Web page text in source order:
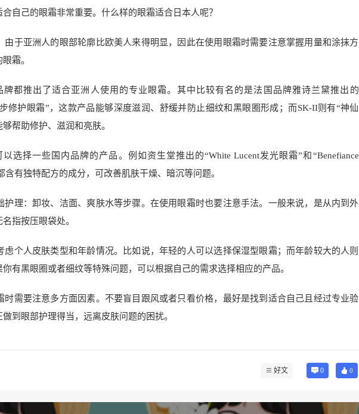
自己的眼霜非常重要。什么样的眼霜适合日本人呢？
于亚洲人的眼部轮廓比欧美人来得明显，因此在使用眼霜时需要注意掌握用量和涂抹方
霜。
都推出了适合亚洲人使用的专业眼霜。其中比较有名的是法国品牌雅诗兰黛推出的
修护眼霜”，这款产品能够深度滋润、舒缓并防止细纹和黑眼圈形成；而SK-II则有“神仙
帮助修护、滋润和亮肤。
选择一些国内品牌的产品。例如资生堂推出的“White Lucent发光眼霜”和“Benefiance
含有独特配方的成分，可改善肌肤干燥、暗沉等问题。
理：卸妆、洁面、爽肤水等步骤。在使用眼霜时也要注意手法。一般来说，是从内到外
指按压眼袋处。
个人皮肤类型和年龄情况。比如说，年轻的人可以选择保湿型眼霜；而年龄较大的人则
有黑眼圈或者细纹等特殊问题，可以根据自己的需求选择相应的产品。
需要注意多方面因素。不要盲目跟风或者只看价格，最好是找到适合自己且经过专业验
到眼部护理得当，远离皮肤问题的困扰。
好文 0 0